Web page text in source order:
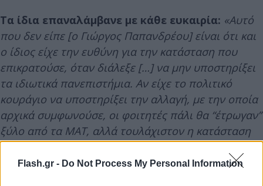
Flash.gr - Do Not Process My Personal Information
Τα ίδια επαναλάμβανε με κάθε ευκαιρία: «Αυτό
που δεν είπε [ο Γιώργος Παπανδρέου] είναι ότι και
ο ίδιος είχε την ευθύνη για την κατάσταση που
επικρατούσε, όταν διάλεξε […] να μην υποστηρίξει
τα ιδιωτικά πανεπιστήμια. Αν είχε το πολιτικό
κουράγιο να υποστηρίξει την αλλαγή, µε την οποία
αρχικά συμφωνούσε, οι φοιτητές πάλι θα “έτρωγαν”
ξύλο από τα ΜΑΤ, αλλά τουλάχιστον η κατάσταση
µε την Παιδεία θα δοκιμαζόταν ριζικά και θα
άλλαζε».